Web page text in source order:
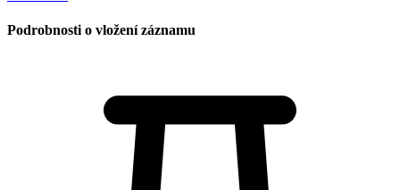
Podrobnosti o vložení záznamu